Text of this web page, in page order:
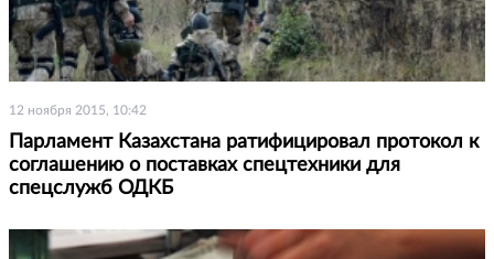
12 ноября 2015, 10:42
Парламент Казахстана ратифицировал протокол к
соглашению о поставках спецтехники для
спецслужб ОДКБ